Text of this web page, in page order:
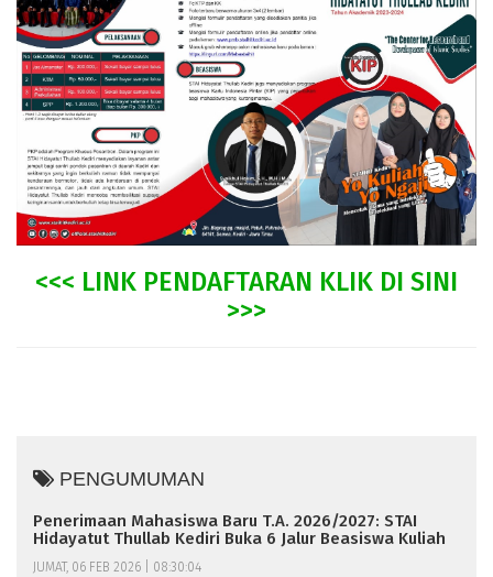
<<< LINK PENDAFTARAN KLIK DI SINI
>>>
PENGUMUMAN
Penerimaan Mahasiswa Baru T.A. 2026/2027: STAI
Hidayatut Thullab Kediri Buka 6 Jalur Beasiswa Kuliah
JUMAT, 06 FEB 2026 | 08:30:04